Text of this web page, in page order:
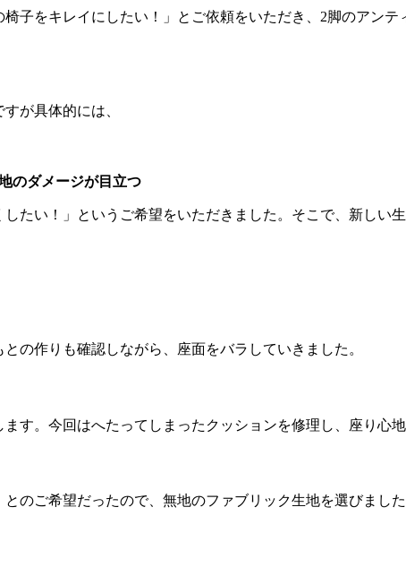
子をキレイにしたい！」とご依頼をいただき、2脚のアン
が具体的には、
のダメージが目立つ
たい！」というご希望をいただきました。そこで、新しい
の作りも確認しながら、座面をバラしていきました。
す。今回はへたってしまったクッションを修理し、座り心
のご希望だったので、無地のファブリック生地を選びまし